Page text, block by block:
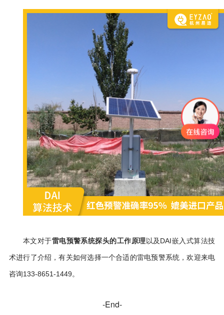
本文对于雷电预警系统探头的工作原理以及DAI嵌入式算法技
术进行了介绍，有关如何选择一个合适的雷电预警系统，欢迎来电
咨询133-8651-1449。
-End-